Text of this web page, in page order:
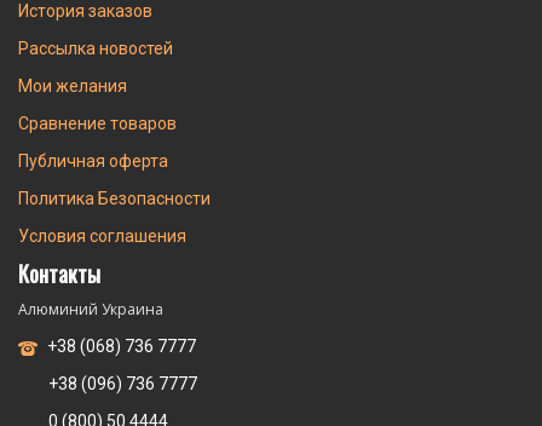
История заказов
Рассылка новостей
Мои желания
Сравнение товаров
Публичная оферта
Политика Безопасности
Условия соглашения
Контакты
Алюминий Украина
+38 (068) 736 7777
+38 (096) 736 7777
0 (800) 50 4444